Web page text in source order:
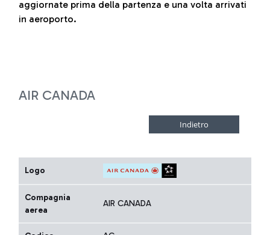
aggiornate prima della partenza e una volta arrivati
in aeroporto.
AIR CANADA
Logo
Compagnia
aerea
AIR CANADA